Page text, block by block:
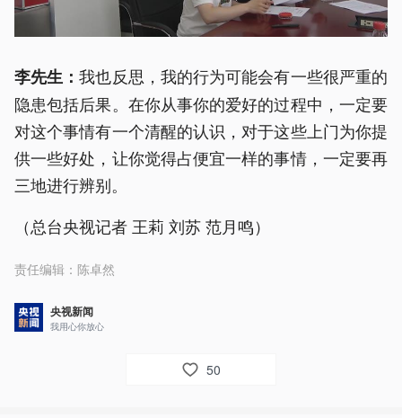
李先生：我也反思，我的行为可能会有一些很严重的
隐患包括后果。在你从事你的爱好的过程中，一定要
对这个事情有一个清醒的认识，对于这些上门为你提
供一些好处，让你觉得占便宜一样的事情，一定要再
三地进行辨别。
（总台央视记者 王莉 刘苏 范月鸣）
责任编辑： 陈卓然
央视新闻
我用心你放心
50